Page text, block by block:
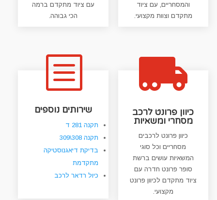
b
שירותים נוספים
תקנה 281 ד
תקנה 308\309
בדיקת דיאגנוסטיקה
מתקדמת
כיול רדאר לרכב

כיוון פרונט לרכב
מסחרי ומשאיות
כיוון פרונט לרכבים
מסחריים וכל סוגי
המשאיות עושים ברשת
סופר פרונט חדרה עם
ציוד מתקדם לכיוון פרונט
מקצועי.
עם ציוד מתקדם ברמה
הכי גבוהה.
והמסחריים, עם ציוד
מתקדם וצוות מקצועי.